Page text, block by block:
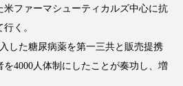
ン連略
ファーマシューティカルズ中心に抗
く。
した糖尿病薬を第一三共と販売提携
を4000人体制にしたことが奏功し、増